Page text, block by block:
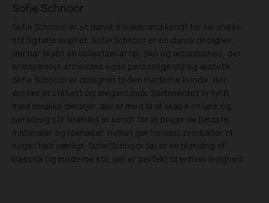
Sofie Schnoor
Sofie Schnoor er et dansk modebrand kendt for sin unikke
stil og høje kvalitet. Sofie Schnoor er en dansk designer,
der har skabt en kollektion af tøj, sko og accessories, der
er inspireret af hendes egen personlige stil og æstetik.
Sofie Schnoor er designet til den moderne kvinde, der
ønsker et stilfuldt og elegant look. Sortimentet er fyldt
med smukke detaljer, der er med til at skabe en unik og
personlig stil. brandet er kendt for at bruge de bedste
materialer og teknikker, hvilket gør hendes produkter til
noget helt særligt. Sofie Schnoor tøj er en blanding af
klassisk og moderne stil, der er perfekt til enhver lejlighed.